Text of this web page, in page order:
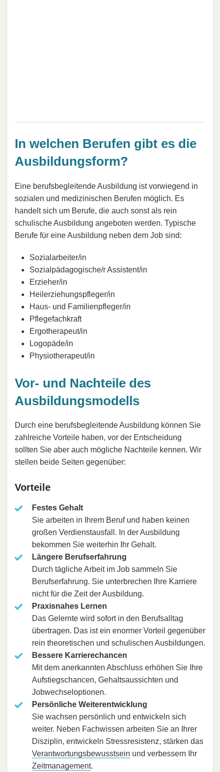
In welchen Berufen gibt es die
Ausbildungsform?
Eine berufsbegleitende Ausbildung ist vorwiegend in
sozialen und medizinischen Berufen möglich. Es
handelt sich um Berufe, die auch sonst als rein
schulische Ausbildung angeboten werden. Typische
Berufe für eine Ausbildung neben dem Job sind:
Sozialarbeiter/in
Sozialpädagogische/r Assistent/in
Erzieher/in
Heilerziehungspfleger/in
Haus- und Familienpfleger/in
Pflegefachkraft
Ergotherapeut/in
Logopäde/in
Physiotherapeut/in
Vor- und Nachteile des
Ausbildungsmodells
Durch eine berufsbegleitende Ausbildung können Sie
zahlreiche Vorteile haben, vor der Entscheidung
sollten Sie aber auch mögliche Nachteile kennen. Wir
stellen beide Seiten gegenüber:
Vorteile
Festes Gehalt
Sie arbeiten in Ihrem Beruf und haben keinen
großen Verdienstausfall. In der Ausbildung
bekommen Sie weiterhin Ihr Gehalt.
Längere Berufserfahrung
Durch tägliche Arbeit im Job sammeln Sie
Berufserfahrung. Sie unterbrechen Ihre Karriere
nicht für die Zeit der Ausbildung.
Praxisnahes Lernen
Das Gelernte wird sofort in den Berufsalltag
übertragen. Das ist ein enormer Vorteil gegenüber
rein theoretischen und schulischen Ausbildungen.
Bessere Karrierechancen
Mit dem anerkannten Abschluss erhöhen Sie Ihre
Aufstiegschancen, Gehaltsaussichten und
Jobwechseloptionen.
Persönliche Weiterentwicklung
Sie wachsen persönlich und entwickeln sich
weiter. Neben Fachwissen arbeiten Sie an Ihrer
Disziplin, entwickeln Stressresistenz, stärken das
Verantwortungsbewusstsein und verbessern Ihr
Zeitmanagement.